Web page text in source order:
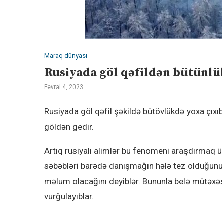
Maraq dünyası
Rusiyada göl qəfildən
Fevral 4, 2023
Rusiyada göl qəfil şəkildə bütövlükdə yoxa
göldən gedir.
Artıq rusiyalı alimlər bu fenomeni
səbəbləri barədə danışmağın hələ tez
məlum olacağını deyiblər. Bununla belə
vurğulayıblar.